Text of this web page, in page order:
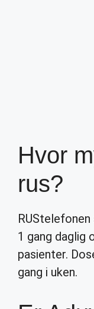
Hvor
rus?
1 gang daglig
pasienter.
gang i uken.